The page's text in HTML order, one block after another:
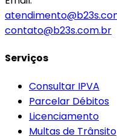
contato@b23s.com.br
Serviços
Consultar IPVA
Parcelar Débitos
Licenciamento
Multas de Trânsito